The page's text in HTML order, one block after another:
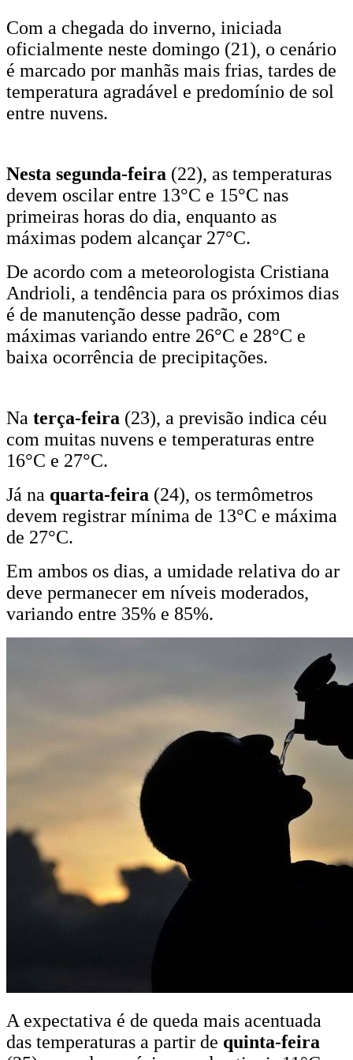
Com a chegada do inverno, iniciada
oficialmente neste domingo (21), o cenário
é marcado por manhãs mais frias, tardes de
temperatura agradável e predomínio de sol
entre nuvens.
Nesta segunda-feira (22), as temperaturas
devem oscilar entre 13°C e 15°C nas
primeiras horas do dia, enquanto as
máximas podem alcançar 27°C.
De acordo com a meteorologista Cristiana
Andrioli, a tendência para os próximos dias
é de manutenção desse padrão, com
máximas variando entre 26°C e 28°C e
baixa ocorrência de precipitações.
Na terça-feira (23), a previsão indica céu
com muitas nuvens e temperaturas entre
16°C e 27°C.
Já na quarta-feira (24), os termômetros
devem registrar mínima de 13°C e máxima
de 27°C.
Em ambos os dias, a umidade relativa do ar
deve permanecer em níveis moderados,
variando entre 35% e 85%.
A expectativa é de queda mais acentuada
das temperaturas a partir de quinta-feira